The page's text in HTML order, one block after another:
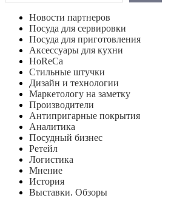
Новости партнеров
Посуда для сервировки
Посуда для приготовления
Аксессуары для кухни
HoReCa
Стильные штучки
Дизайн и технологии
Маркетологу на заметку
Производители
Антипригарные покрытия
Аналитика
Посудный бизнес
Ретейл
Логистика
Мнение
История
Выставки. Обзоры